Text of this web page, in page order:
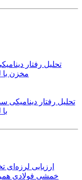
تحلیل رفتار دینامیکی